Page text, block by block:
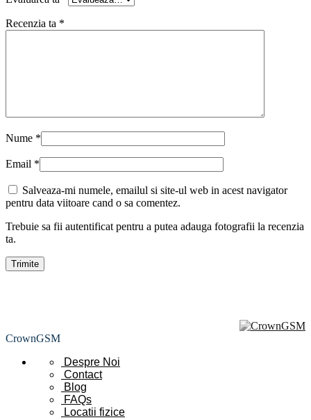
Recenzia ta *
Nume *
Email *
Salveaza-mi numele, emailul si site-ul web in acest navigator
pentru data viitoare cand o sa comentez.
Trebuie sa fii autentificat pentru a putea adauga fotografii la recenzia
ta.
CrownGSM
Despre Noi
Contact
Blog
FAQs
Locatii fizice